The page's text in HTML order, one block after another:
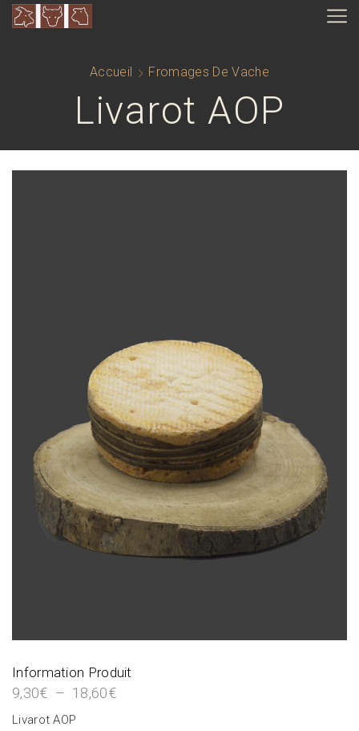
Accueil Fromages De Vache
Livarot AOP
Information Produit
9,30€ – 18,60€
Livarot AOP